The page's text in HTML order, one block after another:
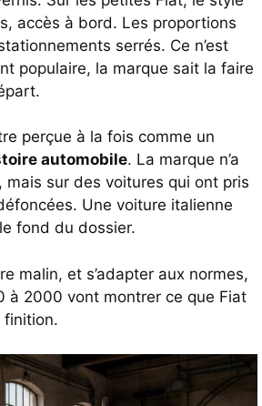
accès à bord. Les proportions
serrés. Ce n’est
populaire, la marque sait la faire
perçue à la fois comme un
automobile. La marque n’a
sur des voitures qui ont pris
Une voiture italienne
fond du dossier.
malin, et s’adapter aux normes,
à 2000 vont montrer ce que Fiat
finition.